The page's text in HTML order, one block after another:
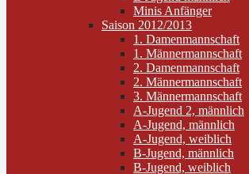
Minis Anfänger
Saison 2012/2013
1. Damenmannschaft
1. Männermannschaft
2. Damenmannschaft
2. Männermannschaft
3. Männermannschaft
A-Jugend 2, männlich
A-Jugend, männlich
A-Jugend, weiblich
B-Jugend, männlich
B-Jugend, weiblich